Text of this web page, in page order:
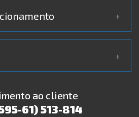
+
+
ao cliente
61) 513-814